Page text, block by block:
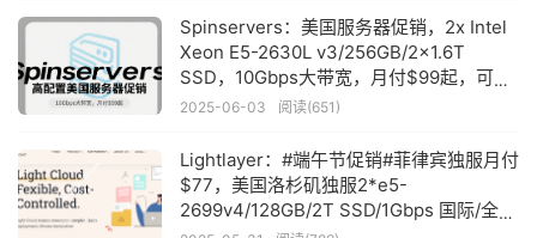
Spinservers：美国服务器促销，2x Intel
Xeon E5-2630L v3/256GB/2x1.6T
SSD，10Gbps大带宽，月付$99起，可选
圣何塞/达拉斯机房
2025-06-03 阅读(651)
Lightlayer：#端午节促销#菲律宾独服月付
$77，美国洛杉矶独服2*e5-
2699v4/128GB/2T SSD/1Gbps 国际/全向